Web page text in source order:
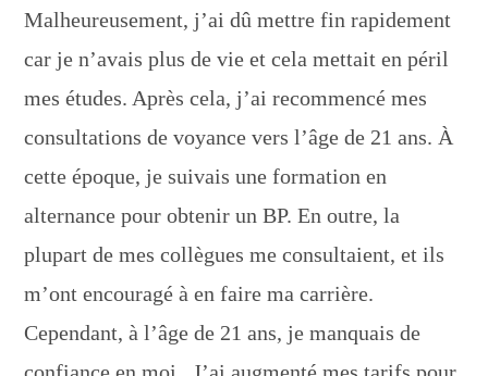
Malheureusement, j’ai dû mettre fin rapidement
car je n’avais plus de vie et cela mettait en péril
mes études. Après cela, j’ai recommencé mes
consultations de voyance vers l’âge de 21 ans. À
cette époque, je suivais une formation en
alternance pour obtenir un BP. En outre, la
plupart de mes collègues me consultaient, et ils
m’ont encouragé à en faire ma carrière.
Cependant, à l’âge de 21 ans, je manquais de